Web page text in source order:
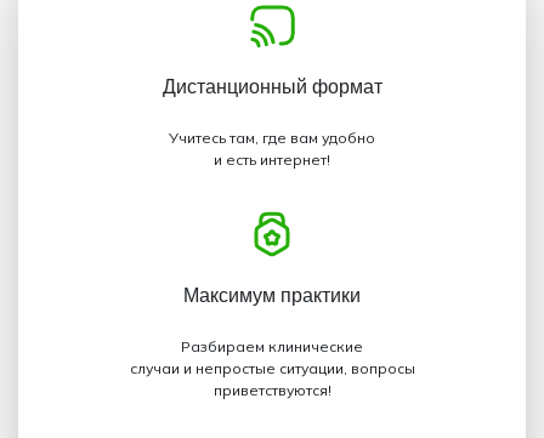
Дистанционный формат
Учитесь там, где вам удобно
и есть интернет!
Максимум практики
Разбираем клинические
случаи и непростые ситуации, вопросы
приветствуются!